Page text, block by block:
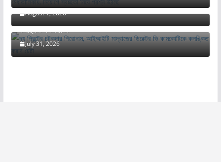
August 1, 2026
দ্য প্রিন্টের চটকদার শিরোনাম, আইআইটি মাদ্রাজের ডিরেক্টর ভি কামকোটিকে
কলঙ্কিত করার চেষ্টা
July 31, 2026